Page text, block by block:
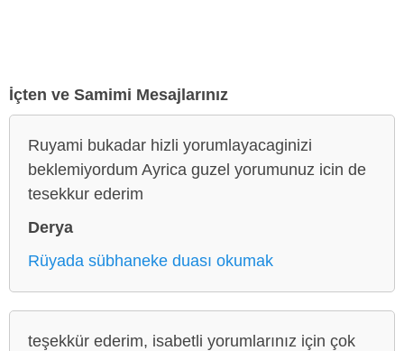
İçten ve Samimi Mesajlarınız
Ruyami bukadar hizli yorumlayacaginizi
beklemiyordum Ayrica guzel yorumunuz icin de
tesekkur ederim
Derya
Rüyada sübhaneke duası okumak
teşekkür ederim, isabetli yorumlarınız için çok